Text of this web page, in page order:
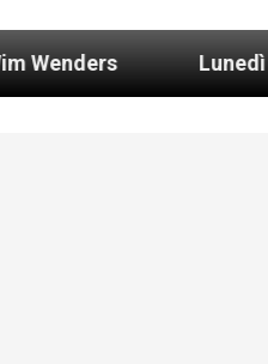
Lunedì 4 gennaio